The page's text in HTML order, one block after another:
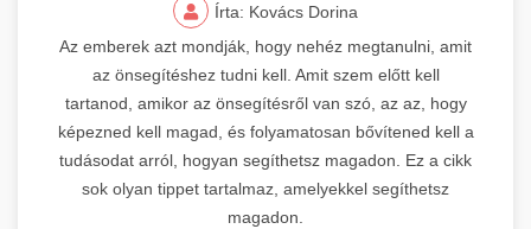
Írta: Kovács Dorina
Az emberek azt mondják, hogy nehéz megtanulni, amit
az önsegítéshez tudni kell. Amit szem előtt kell
tartanod, amikor az önsegítésről van szó, az az, hogy
képezned kell magad, és folyamatosan bővítened kell a
tudásodat arról, hogyan segíthetsz magadon. Ez a cikk
sok olyan tippet tartalmaz, amelyekkel segíthetsz
magadon.